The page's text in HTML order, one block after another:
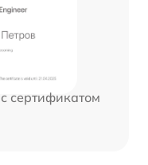
сертификатом